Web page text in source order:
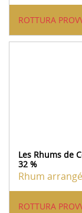
ROTTURA
Les Rhums de
32 %
Rhum arrangé
ROTTURA